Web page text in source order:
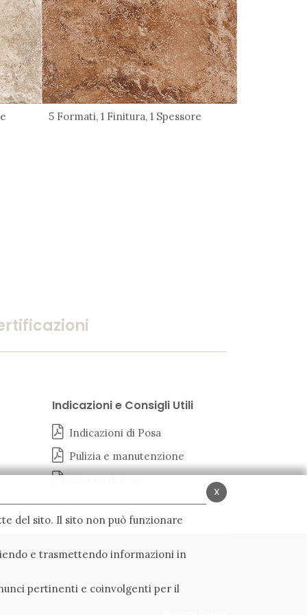
5 Formati, 1 Finitura, 1 Spessore
Indicazioni e Consigli Utili
Indicazioni di Posa
Pulizia e manutenzione
Schemi di Posa
x
del sito. Il sito non può funzionare
e trasmettendo informazioni in
pertinenti e coinvolgenti per il